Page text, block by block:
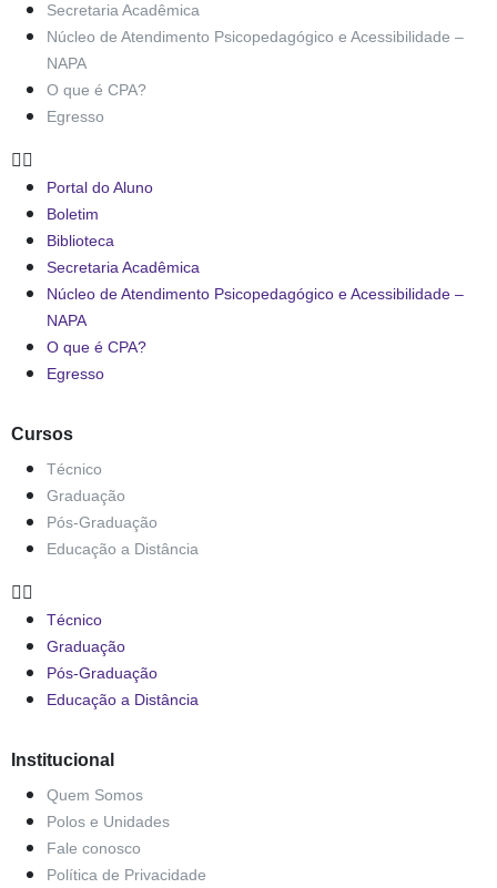
Secretaria Acadêmica
Núcleo de Atendimento Psicopedagógico e Acessibilidade –
NAPA
O que é CPA?
Egresso
Portal do Aluno
Boletim
Biblioteca
Secretaria Acadêmica
Núcleo de Atendimento Psicopedagógico e Acessibilidade –
NAPA
O que é CPA?
Egresso
Cursos
Técnico
Graduação
Pós-Graduação
Educação a Distância
Técnico
Graduação
Pós-Graduação
Educação a Distância
Institucional
Quem Somos
Polos e Unidades
Fale conosco
Política de Privacidade